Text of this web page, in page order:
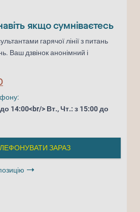
якщо сумніваєтесь
гарячої лінії з питань
Ваш дзвінок анонімний і
14:00<br/> Вт., Чт.: з 15:00 до
ЗАРАЗ